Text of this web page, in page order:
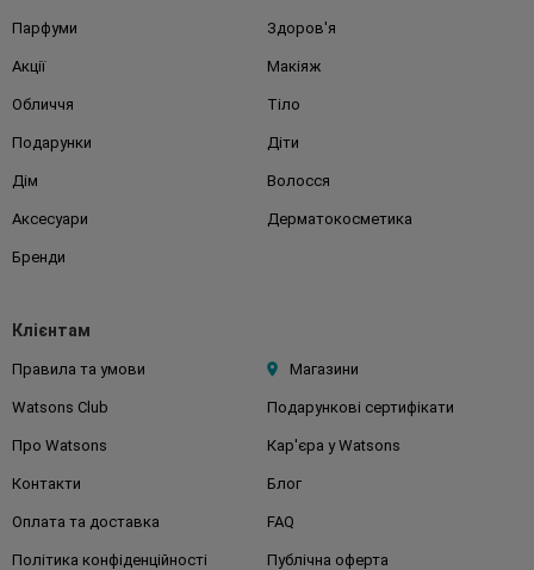
Парфуми Здоров'я
Акції Макіяж
Обличчя Тіло
Подарунки Діти
Дім Волосся
Аксесуари Дерматокосметика
Бренди
Клієнтам
Правила та умови Магазини
Watsons Club Подарункові сертифікати
Про Watsons Кар'єра у Watsons
Контакти Блог
Оплата та доставка FAQ
Політика конфіденційності Публічна оферта